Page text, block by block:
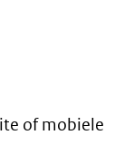
of mobiele